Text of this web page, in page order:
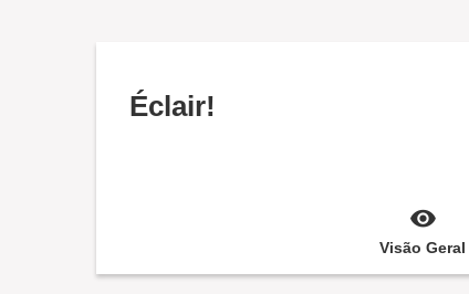
Éclair!
Visão Geral